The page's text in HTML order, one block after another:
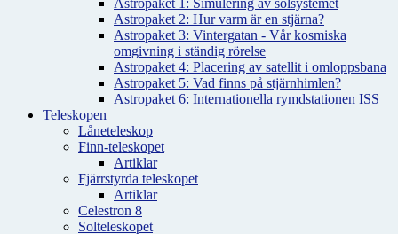
Astropaket 1: Simulering av solsystemet
Astropaket 2: Hur varm är en stjärna?
Astropaket 3: Vintergatan - Vår kosmiska
omgivning i ständig rörelse
Astropaket 4: Placering av satellit i omloppsbana
Astropaket 5: Vad finns på stjärnhimlen?
Astropaket 6: Internationella rymdstationen ISS
Teleskopen
Låneteleskop
Finn-teleskopet
Artiklar
Fjärrstyrda teleskopet
Artiklar
Celestron 8
Solteleskopet